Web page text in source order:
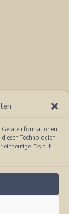
Geräteinformationen
Technologien
eindeutige IDs auf